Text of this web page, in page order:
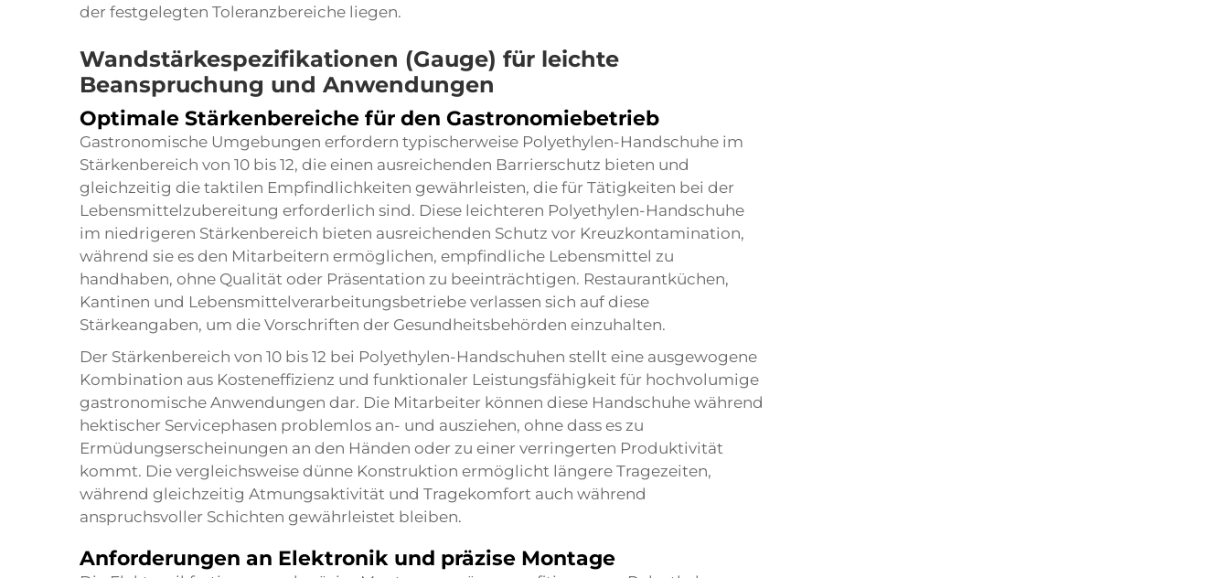
der festgelegten Toleranzbereiche liegen.
Wandstärkespezifikationen (Gauge) für leichte
Beanspruchung und Anwendungen
Optimale Stärkenbereiche für den Gastronomiebetrieb
Gastronomische Umgebungen erfordern typischerweise Polyethylen-Handschuhe im
Stärkenbereich von 10 bis 12, die einen ausreichenden Barrierschutz bieten und
gleichzeitig die taktilen Empfindlichkeiten gewährleisten, die für Tätigkeiten bei der
Lebensmittelzubereitung erforderlich sind. Diese leichteren Polyethylen-Handschuhe
im niedrigeren Stärkenbereich bieten ausreichenden Schutz vor Kreuzkontamination,
während sie es den Mitarbeitern ermöglichen, empfindliche Lebensmittel zu
handhaben, ohne Qualität oder Präsentation zu beeinträchtigen. Restaurantküchen,
Kantinen und Lebensmittelverarbeitungsbetriebe verlassen sich auf diese
Stärkeangaben, um die Vorschriften der Gesundheitsbehörden einzuhalten.
Der Stärkenbereich von 10 bis 12 bei Polyethylen-Handschuhen stellt eine ausgewogene
Kombination aus Kosteneffizienz und funktionaler Leistungsfähigkeit für hochvolumige
gastronomische Anwendungen dar. Die Mitarbeiter können diese Handschuhe während
hektischer Servicephasen problemlos an- und ausziehen, ohne dass es zu
Ermüdungserscheinungen an den Händen oder zu einer verringerten Produktivität
kommt. Die vergleichsweise dünne Konstruktion ermöglicht längere Tragezeiten,
während gleichzeitig Atmungsaktivität und Tragekomfort auch während
anspruchsvoller Schichten gewährleistet bleiben.
Anforderungen an Elektronik und präzise Montage